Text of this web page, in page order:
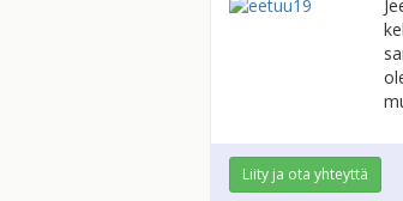
Liity ja ota yhteyttä